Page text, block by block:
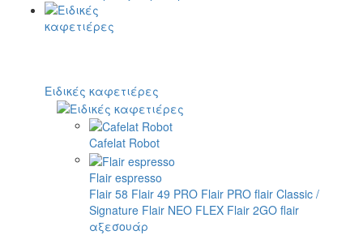
Ειδικές καφετιέρες
Cafelat Robot
Flair espresso
Flair 58 Flair 49 PRO Flair PRO flair Classic /
Signature Flair NEO FLEX Flair 2GO flair
αξεσουάρ